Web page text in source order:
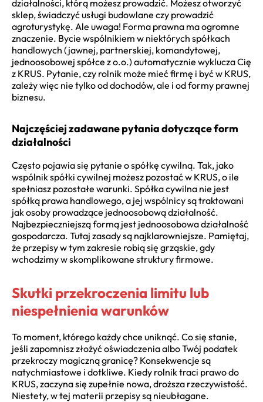
działalności, którą możesz prowadzić. Możesz otworzyć
sklep, świadczyć usługi budowlane czy prowadzić
agroturystykę. Ale uwaga! Forma prawna ma ogromne
znaczenie. Bycie wspólnikiem w niektórych spółkach
handlowych (jawnej, partnerskiej, komandytowej,
jednoosobowej spółce z o.o.) automatycznie wyklucza Cię
z KRUS. Pytanie, czy rolnik może mieć firmę i być w KRUS,
zależy więc nie tylko od dochodów, ale i od formy prawnej
biznesu.
Najczęściej zadawane pytania dotyczące form
działalności
Często pojawia się pytanie o spółkę cywilną. Tak, jako
wspólnik spółki cywilnej możesz pozostać w KRUS, o ile
spełniasz pozostałe warunki. Spółka cywilna nie jest
spółką prawa handlowego, a jej wspólnicy są traktowani
jak osoby prowadzące jednoosobową działalność.
Najbezpieczniejszą formą jest jednoosobowa działalność
gospodarcza. Tutaj zasady są najklarowniejsze. Pamiętaj,
że przepisy w tym zakresie robią się grząskie, gdy
wchodzimy w skomplikowane struktury firmowe.
Skutki przekroczenia limitu lub
niespełnienia warunków
To moment, którego każdy chce uniknąć. Co się stanie,
jeśli zapomnisz złożyć oświadczenia albo Twój podatek
przekroczy magiczną granicę? Konsekwencje są
natychmiastowe i dotkliwe. Kiedy rolnik traci prawo do
KRUS, zaczyna się zupełnie nowa, droższa rzeczywistość.
Niestety, w tej materii przepisy są nieubłagane.